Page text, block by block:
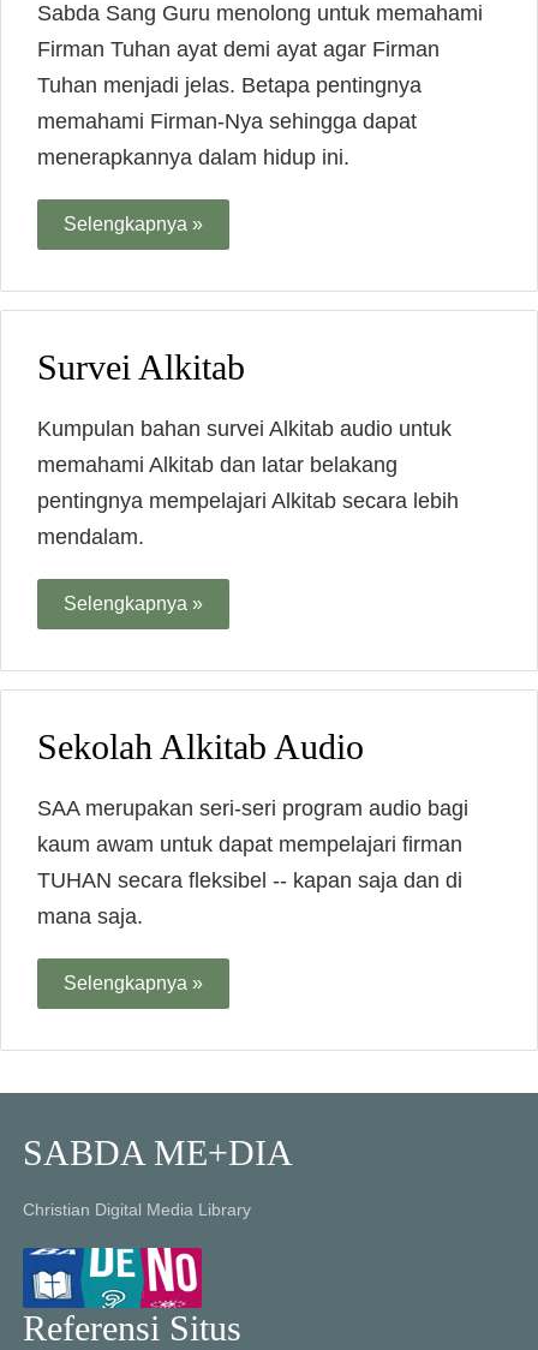
Sabda Sang Guru menolong untuk memahami
Firman Tuhan ayat demi ayat agar Firman
Tuhan menjadi jelas. Betapa pentingnya
memahami Firman-Nya sehingga dapat
menerapkannya dalam hidup ini.
Selengkapnya »
Survei Alkitab
Kumpulan bahan survei Alkitab audio untuk
memahami Alkitab dan latar belakang
pentingnya mempelajari Alkitab secara lebih
mendalam.
Selengkapnya »
Sekolah Alkitab Audio
SAA merupakan seri-seri program audio bagi
kaum awam untuk dapat mempelajari firman
TUHAN secara fleksibel -- kapan saja dan di
mana saja.
Selengkapnya »
SABDA ME+DIA
Christian Digital Media Library
Referensi Situs